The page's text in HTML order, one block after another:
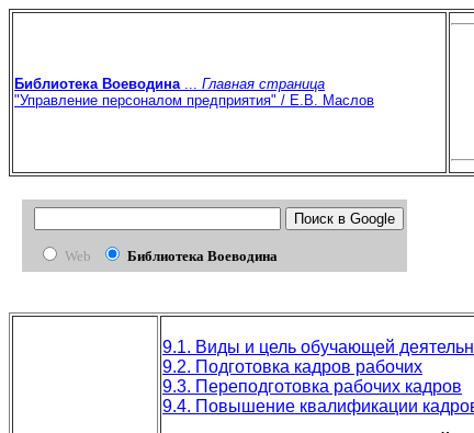
Библиотека Воеводина... Главная страница
"Управление персоналом предприятия" / Е.В. Маслов
Web Библиотека Воеводина
9.1. Виды и цель обучающей
9.2. Подготовка кадров рабочих
9.3. Переподготовка рабочих кадров
9.4. Повышение квалификации